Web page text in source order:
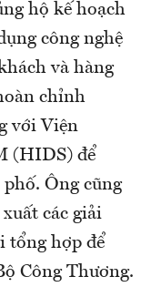
hộ kế hoạch
công nghệ
và hàng
chỉnh
với Viện
(HIDS) để
Ông cũng
các giải
tổng hợp để
Công Thương.